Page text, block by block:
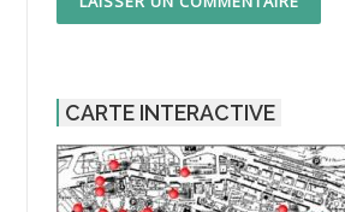
CARTE INTERACTIVE